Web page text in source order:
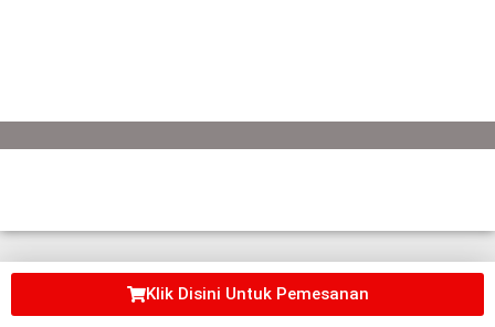
Klik Disini Untuk Pemesanan